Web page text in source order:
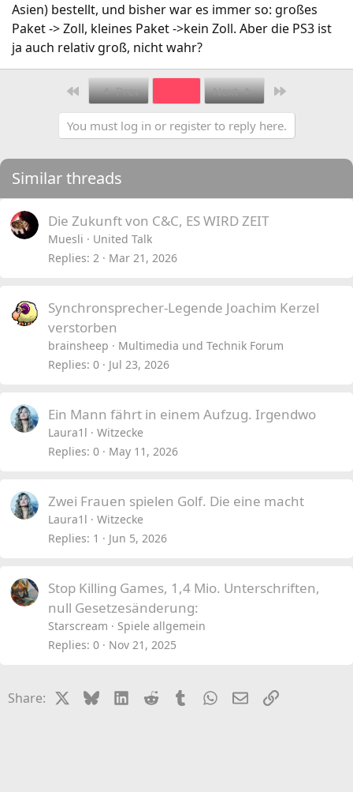
Asien) bestellt, und bisher war es immer so: großes
Paket -> Zoll, kleines Paket ->kein Zoll. Aber die PS3 ist
ja auch relativ groß, nicht wahr?
First Prev Next
You must log in or register to reply here.
Similar threads
Die Zukunft von C&C, ES WIRD ZEIT
Muesli
United Talk
Replies 2 Mar 21, 2026
Synchronsprecher-Legende Joachim Kerzel
verstorben
brainsheep
Multimedia und Technik Forum
Replies 0 Jul 23, 2026
Ein Mann fährt in einem Aufzug. Irgendwo
Laura1l
Witzecke
Replies 0 May 11, 2026
Zwei Frauen spielen Golf. Die eine macht
Laura1l
Witzecke
Replies 1 Jun 5, 2026
Stop Killing Games, 1,4 Mio. Unterschriften,
null Gesetzesänderung:
Starscream
Spiele allgemein
Replies 0 Nov 21, 2025
Share: BlueskyLinkedIn
Reddit TumblrWhatsApp
EmailLink